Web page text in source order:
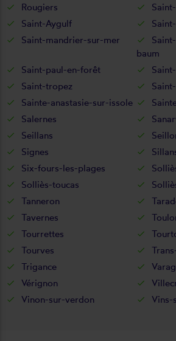
Rougiers
Saint-Aygulf
Saint-mandrier-sur-mer
baum
Saint-paul-en-forêt
Saint-tropez
Sainte-anastasie-sur-issole
Salernes
Seillans
Signes
Six-fours-les-plages
Solliès-toucas
Tanneron
Tavernes
Tourrettes
Tourves
Trigance
Vérignon
Vinon-sur-verdon
Vins-